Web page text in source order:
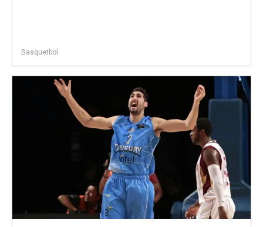
Basquetbol